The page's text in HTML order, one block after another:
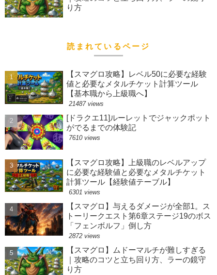
り方
読まれているページ
【スマグロ攻略】レベル50に必要な経験
値と必要なメタルチケット計算ツール
【基本職から上級職へ】
21487 views
[ドラクエ11]ルーレットでジャックポット
がでるまでの体験記
7610 views
【スマグロ攻略】上級職のレベルアップ
に必要な経験値と必要なメタルチケット
計算ツール【経験値テーブル】
6301 views
【スマグロ】与えるダメージが全部1。ス
トーリークエスト第6章ステージ19のボス
「フェンボルフ」倒し方
2872 views
【スマグロ】ムドーマルチが難しすぎる
｜攻略のコツと立ち回り方、ラーの鏡守
り方